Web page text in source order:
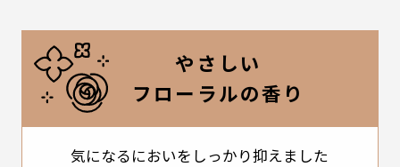
やさしい
フローラルの香り
気になるにおいをしっかり抑えました